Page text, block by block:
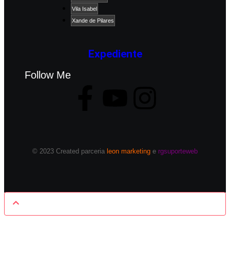
Vila Isabel
Xande de Pilares
Expediente
Follow Me
© 2023 Created parceria leon marketing e rgsuporteweb